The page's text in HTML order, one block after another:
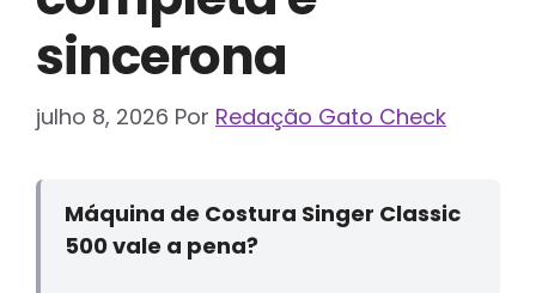
sincerona
julho 8, 2026 Por Redação Gato Check
Máquina de Costura Singer Classic
500 vale a pena?